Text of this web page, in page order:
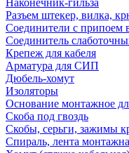
Наконечник-гильза
Разъем штекер, вилка,
Соединители с припоем
Соединитель
Крепеж для кабеля
Арматура для СИП
Дюбель-хомут
Изоляторы
Основание монтажное
Скоба под гвоздь
Скобы, серьги, зажимы
Спираль, лента